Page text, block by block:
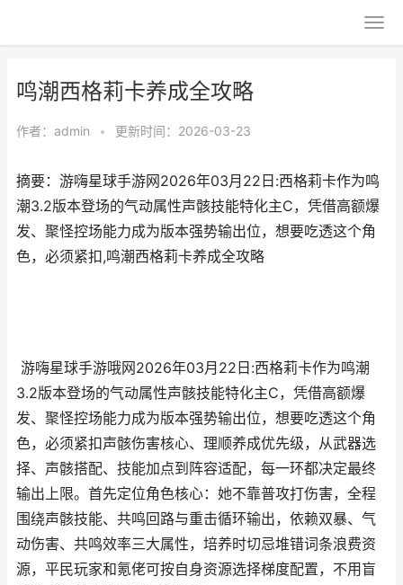
鸣潮西格莉卡养成全攻略
作者： admin • 更新时间：2026-03-23
摘要：游嗨星球手游网2026年03月22日:西格莉卡作为鸣
潮3.2版本登场的气动属性声骸技能特化主C，凭借高额爆
发、聚怪控场能力成为版本强势输出位，想要吃透这个角
色，必须紧扣,鸣潮西格莉卡养成全攻略
游嗨星球手游哦网2026年03月22日:西格莉卡作为鸣潮
3.2版本登场的气动属性声骸技能特化主C，凭借高额爆
发、聚怪控场能力成为版本强势输出位，想要吃透这个角
色，必须紧扣声骸伤害核心、理顺养成优先级，从武器选
择、声骸搭配、技能加点到阵容适配，每一环都决定最终
输出上限。首先定位角色核心：她不靠普攻打伤害，全程
围绕声骸技能、共鸣回路与重击循环输出，依赖双暴、气
动伤害、共鸣效率三大属性，培养时切忌堆错词条浪费资
源，平民玩家和氪佬可按自身资源选择梯度配置，不用盲